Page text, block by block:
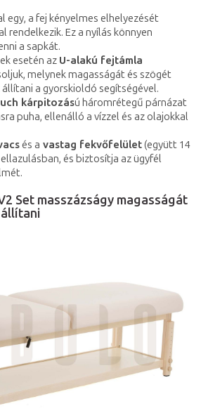
egy, a fej kényelmes elhelyezését
rendelkezik. Ez a nyílás könnyen
a sapkát.
esetén az U-alakú fejtámla
melynek magasságát és szögét
a gyorskioldó segítségével.
kárpitozású háromrétegű párnázat
puha, ellenálló a vízzel és az olajokkal
és a vastag fekvőfelület(együtt 14
és biztosítja az ügyfél
Set masszázságy magasságát